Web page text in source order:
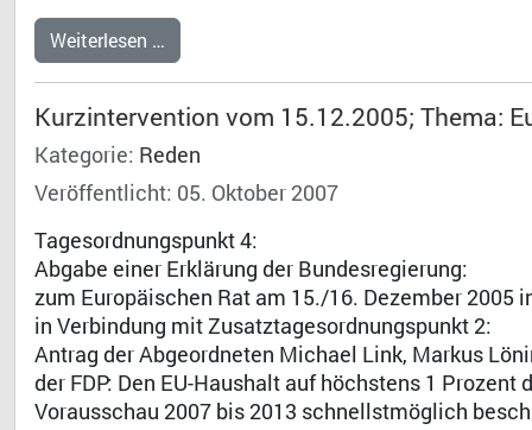
Weiterlesen …
Kurzintervention vom 15.12.2005; Thema:
Kategorie: Reden
Veröffentlicht: 05. Oktober 2007
Tagesordnungspunkt 4:
Abgabe einer Erklärung der Bundesregierung:
zum Europäischen Rat am 15./16. Dezember 2005
in Verbindung mit Zusatztagesordnungspunkt 2:
Antrag der Abgeordneten Michael Link, Markus
der FDP: Den EU-Haushalt auf höchstens 1
Vorausschau 2007 bis 2013 schnellstmöglich